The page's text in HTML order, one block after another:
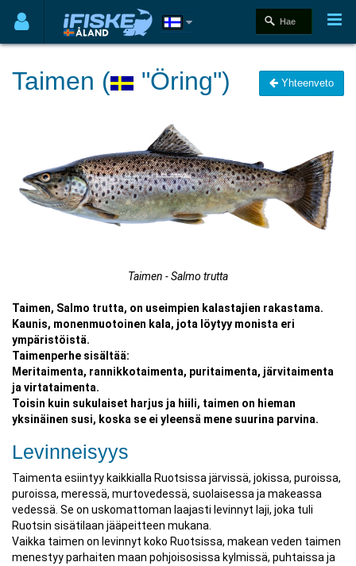
Taimen ( "Öring") Yhteenveto
Taimen - Salmo trutta
Taimen, Salmo trutta, on useimpien kalastajien rakastama.
Kaunis, monenmuotoinen kala, jota löytyy monista eri
ympäristöistä.
Taimenperhe sisältää:
Meritaimenta, rannikkotaimenta, puritaimenta, järvitaimenta
ja virtataimenta.
Toisin kuin sukulaiset harjus ja hiili, taimen on hieman
yksinäinen susi, koska se ei yleensä mene suurina parvina.
Levinneisyys
Taimenta esiintyy kaikkialla Ruotsissa järvissä, jokissa, puroissa,
puroissa, meressä, murtovedessä, suolaisessa ja makeassa
vedessä. Se on uskomattoman laajasti levinnyt laji, joka tuli
Ruotsin sisätilaan jääpeitteen mukana.
Vaikka taimen on levinnyt koko Ruotsissa, makean veden taimen
menestyy parhaiten maan pohjoisosissa kylmissä, puhtaissa ja